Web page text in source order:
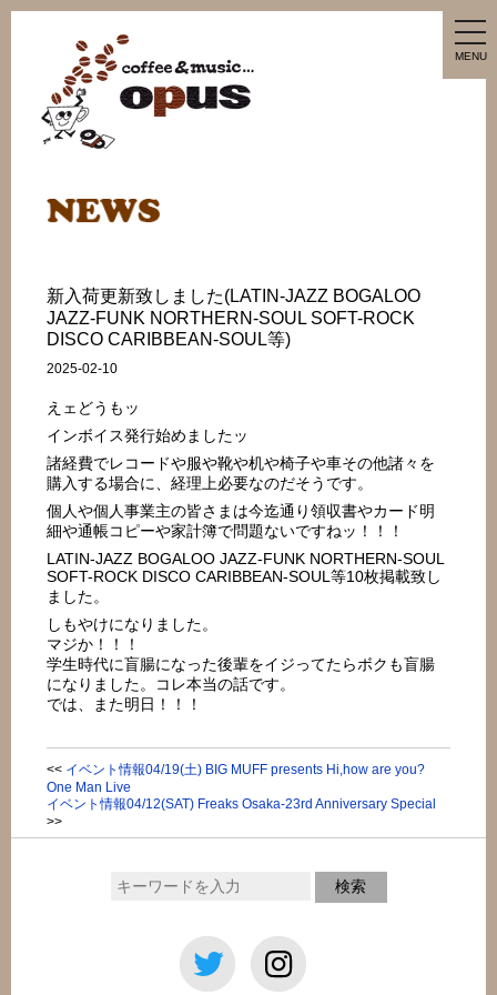
MENU
新入荷更新致しました(LATIN-JAZZ BOGALOO
JAZZ-FUNK NORTHERN-SOUL SOFT-ROCK
DISCO CARIBBEAN-SOUL等)
2025-02-10
えェどうもッ
インボイス発行始めましたッ
諸経費でレコードや服や靴や机や椅子や車その他諸々を
購入する場合に、経理上必要なのだそうです。
個人や個人事業主の皆さまは今迄通り領収書やカード明
細や通帳コピーや家計簿で問題ないですねッ！！！
LATIN-JAZZ BOGALOO JAZZ-FUNK NORTHERN-SOUL
SOFT-ROCK DISCO CARIBBEAN-SOUL等10枚掲載致し
ました。
しもやけになりました。
マジか！！！
学生時代に盲腸になった後輩をイジってたらボクも盲腸
になりました。コレ本当の話です。
では、また明日！！！
<< イベント情報04/19(土) BIG MUFF presents Hi,how are you?
One Man Live
イベント情報04/12(SAT) Freaks Osaka-23rd Anniversary Special
>>